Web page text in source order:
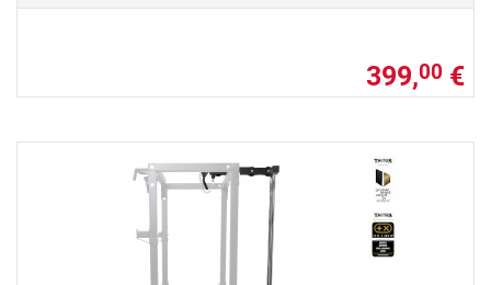
399,00 €